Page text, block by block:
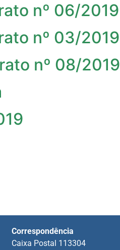
nº 06/2019
nº 03/2019
nº 08/2019
Correspondência
Caixa Postal 113304